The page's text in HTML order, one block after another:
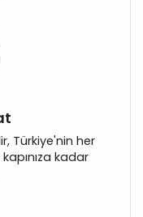
Türkiye'nin her
kadar